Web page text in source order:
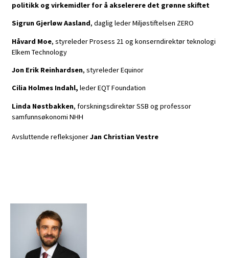
politikk og virkemidler for å akselerere det grønne skiftet
Sigrun Gjerløw Aasland, daglig leder Miljøstiftelsen ZERO
Håvard Moe, styreleder Prosess 21 og konserndirektør teknologi
Elkem Technology
Jon Erik Reinhardsen, styreleder Equinor
Cilia Holmes Indahl, leder EQT Foundation
Linda Nøstbakken, forskningsdirektør SSB og professor
samfunnsøkonomi NHH
Avsluttende refleksjonerJan Christian Vestre